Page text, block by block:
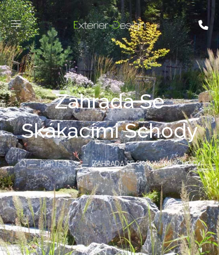
Zahrada Se
Skákacími Schody
PORTFOLIO ZAHRADA SE SKÁKACÍMI SCHODY